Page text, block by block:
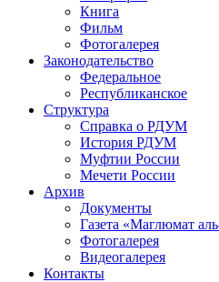
Книга
Фильм
Фотогалерея
Законодательство
Федеральное
Республиканское
Структура
Справка о РДУМ
История РДУМ
Муфтии России
Мечети России
Архив
Документы
Газета «Маглюмат
Фотогалерея
Видеогалерея
Контакты